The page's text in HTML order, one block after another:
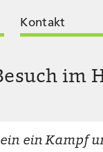
Kontakt
im
ein Kampf